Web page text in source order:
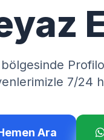
Profilo
7/24
Ara